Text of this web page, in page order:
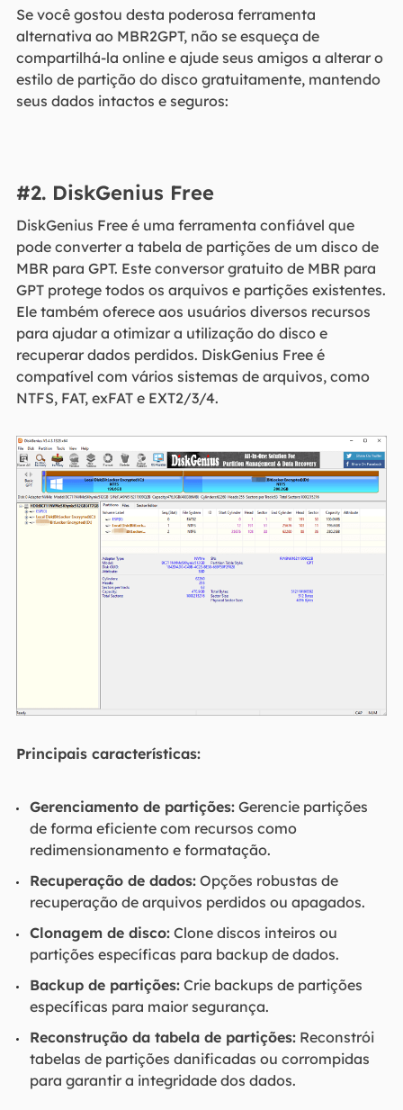
Se você gostou desta poderosa ferramenta
alternativa ao MBR2GPT, não se esqueça de
compartilhá-la online e ajude seus amigos a alterar o
estilo de partição do disco gratuitamente, mantendo
seus dados intactos e seguros:
#2. DiskGenius Free
DiskGenius Free é uma ferramenta confiável que
pode converter a tabela de partições de um disco de
MBR para GPT. Este conversor gratuito de MBR para
GPT protege todos os arquivos e partições existentes.
Ele também oferece aos usuários diversos recursos
para ajudar a otimizar a utilização do disco e
recuperar dados perdidos. DiskGenius Free é
compatível com vários sistemas de arquivos, como
NTFS, FAT, exFAT e EXT2/3/4.
Principais características:
Gerenciamento de partições:Gerencie partições
de forma eficiente com recursos como
redimensionamento e formatação.
Recuperação de dados:Opções robustas de
recuperação de arquivos perdidos ou apagados.
Clonagem de disco:Clone discos inteiros ou
partições específicas para backup de dados.
Backup de partições:Crie backups de partições
específicas para maior segurança.
Reconstrução da tabela de partições:Reconstrói
tabelas de partições danificadas ou corrompidas
para garantir a integridade dos dados.